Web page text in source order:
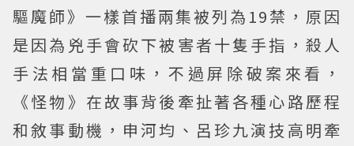
驅魔師》一樣首播兩集被列為19禁，原因
是因為兇手會砍下被害者十隻手指，殺人
手法相當重口味，不過屏除破案來看，
《怪物》在故事背後牽扯著各種心路歷程
和敘事動機，申河均、呂珍九演技高明牽